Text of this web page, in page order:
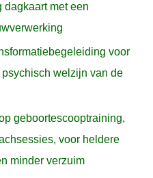
dagkaart met een
voor
psychisch welzijn van de
geboortescooptraining,
voor heldere
minder verzuim